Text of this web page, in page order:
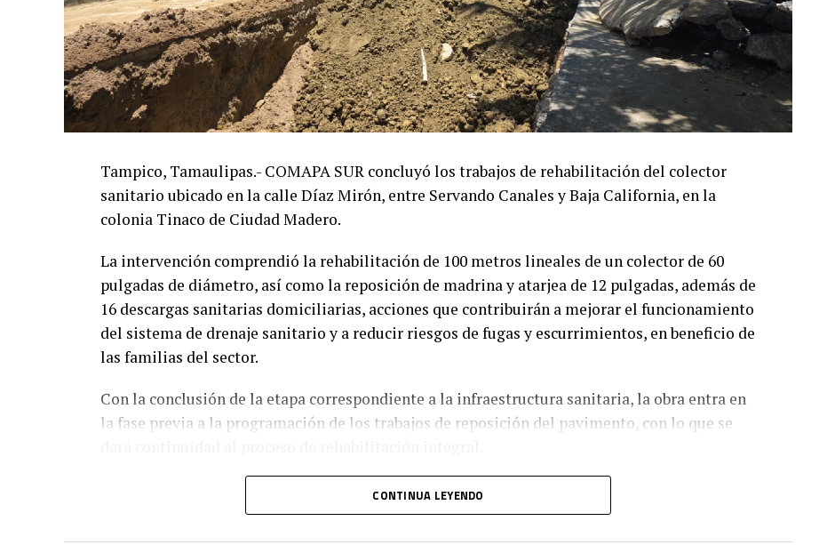
Tampico, Tamaulipas.- COMAPA SUR concluyó los trabajos de rehabilitación del colector
sanitario ubicado en la calle Díaz Mirón, entre Servando Canales y Baja California, en la
colonia Tinaco de Ciudad Madero.
La intervención comprendió la rehabilitación de 100 metros lineales de un colector de 60
pulgadas de diámetro, así como la reposición de madrina y atarjea de 12 pulgadas, además de
16 descargas sanitarias domiciliarias, acciones que contribuirán a mejorar el funcionamiento
del sistema de drenaje sanitario y a reducir riesgos de fugas y escurrimientos, en beneficio de
las familias del sector.
Con la conclusión de la etapa correspondiente a la infraestructura sanitaria, la obra entra en
la fase previa a la programación de los trabajos de reposición del pavimento, con lo que se
Estas acciones se desarrollan en coordinación con el Ayuntamiento de Ciudad Madero,
sumando esfuerzos institucionales para fortalecer la infraestructura urbana y mejorar la
calidad de los servicios públicos en una de las colonias con mayor tradición e historia del
CONTINUA LEYENDO